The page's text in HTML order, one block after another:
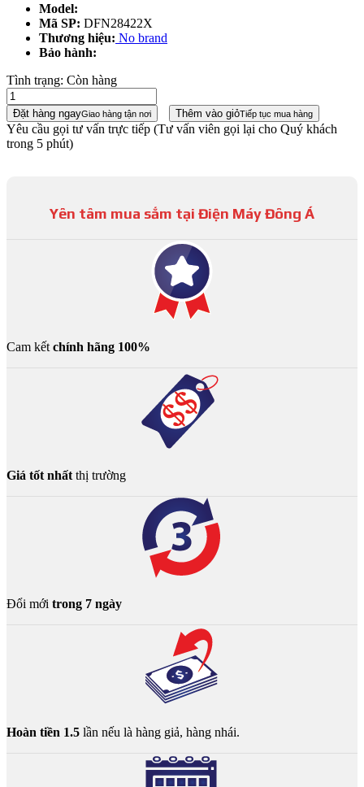
Model:
Mã SP: DFN28422X
Thương hiệu: No brand
Bảo hành:
Tình trạng: Còn hàng
Đặt hàng ngayGiao hàng tận nơi Thêm vào giỏTiếp tục mua hàng
Yêu cầu gọi tư vấn trực tiếp (Tư vấn viên gọi lại cho Quý khách
trong 5 phút)
Yên tâm mua sắm tại Điện Máy Đông Á
Cam kết chính hãng 100%
Giá tốt nhất thị trường
Đổi mới trong 7 ngày
Hoàn tiền 1.5 lần nếu là hàng giả, hàng nhái.